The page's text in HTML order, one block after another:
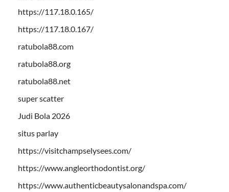
https://117.18.0.165/
https://117.18.0.167/
ratubola88.com
ratubola88.org
ratubola88.net
super scatter
Judi Bola 2026
situs parlay
https://visitchampselysees.com/
https://www.angleorthodontist.org/
https://www.authenticbeautysalonandspa.com/